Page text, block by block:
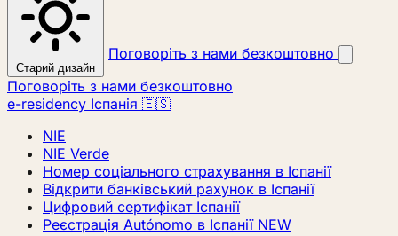
Старий дизайн
Поговоріть з нами безкоштовно
Поговоріть з нами безкоштовно
e-residency Іспанія 🇪🇸
NIE
NIE Verde
Номер соціального страхування в Іспанії
Відкрити банківський рахунок в Іспанії
Цифровий сертифікат Іспанії
Реєстрація Autónomo в Іспанії NEW